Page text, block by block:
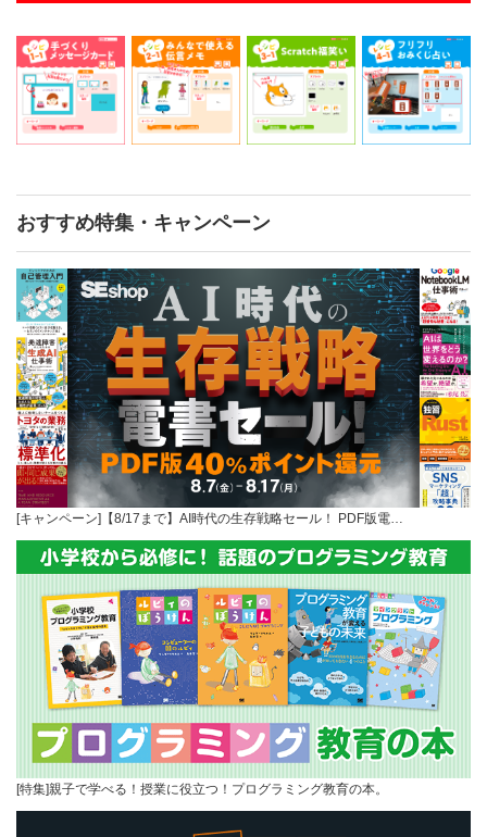
おすすめ特集・キャンペーン
[キャンペーン]【8/17まで】AI時代の生存戦略セール！ PDF版電…
[特集]親子で学べる！授業に役立つ！プログラミング教育の本。